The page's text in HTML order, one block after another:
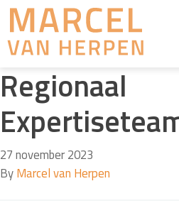
Regionaal
27 november 2023
ByMarcel van Herpen